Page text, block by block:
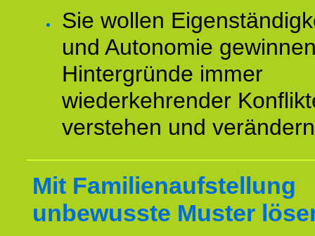
Sie wollen
und Autonomie
Hintergründe immer
wiederkehrender
verstehen und
Mit Familienaufstellung
unbewusste Muster